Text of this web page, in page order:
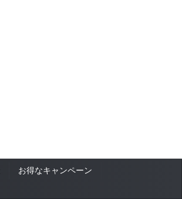
お得なキャンペーン